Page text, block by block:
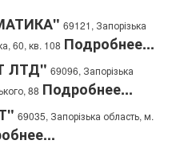
69121, Запорізька
60, кв. 108 Подробнее...
ЛТД" 69096, Запорізька
88 Подробнее...
69035, Запорізька область, м.